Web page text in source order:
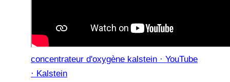
concentrateur d'oxygène kalstein · YouTube
· Kalstein